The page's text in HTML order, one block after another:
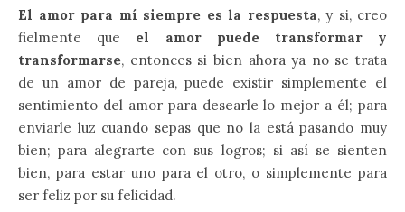
El amor para mí siempre es la respuesta, y si, creo
fielmente que el amor puede transformar y
transformarse, entonces si bien ahora ya no se trata
de un amor de pareja, puede existir simplemente el
sentimiento del amor para desearle lo mejor a él; para
enviarle luz cuando sepas que no la está pasando muy
bien; para alegrarte con sus logros; si así se sienten
bien, para estar uno para el otro, o simplemente para
ser feliz por su felicidad.